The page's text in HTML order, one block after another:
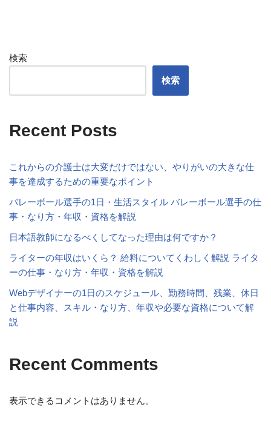
検索
検索
Recent Posts
これからの介護士は大変だけではない、やりがいの大きな仕
事を達成するための重要なポイント
バレーボール選手の1日・生活スタイル バレーボール選手の仕
事・なり方・年収・資格を解説
日本語教師になるべくしてなった理由は何ですか？
ライターの年収はいくら？ 給料についてくわしく解説 ライタ
ーの仕事・なり方・年収・資格を解説
Webデザイナーの1日のスケジュール、勤務時間、残業、休日
と仕事内容、スキル・なり方、年収や必要な資格について解
説
Recent Comments
表示できるコメントはありません。